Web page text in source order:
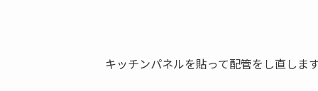
キッチンパネルを貼って配管をし直しま